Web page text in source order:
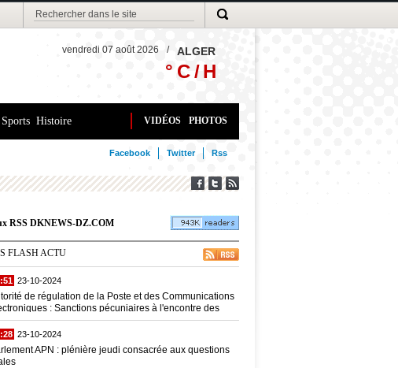
ALGER
/
vendredi 07 août 2026
° C /H
Sports Histoire VIDÉOS PHOTOS
Facebook Twitter Rss
RSS DKNEWS-DZ.COM
FLASH ACTU
23-10-2024
de régulation de la Poste et des Communications
: Sanctions pécuniaires à l'encontre des
opérateurs de téléphonie mobile (ARPCE)
23-10-2024
APN : plénière jeudi consacrée aux questions